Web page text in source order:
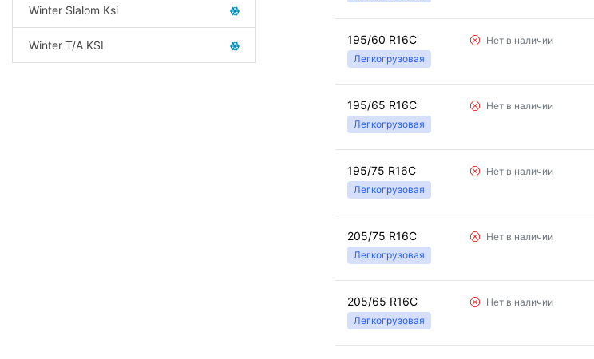
Winter Slalom Ksi
Winter T/A KSI 195/60 R16C
Легкогрузовая
Нет в наличии
195/65 R16C
Легкогрузовая
Нет в наличии
195/75 R16C
Легкогрузовая
Нет в наличии
205/75 R16C
Легкогрузовая
Нет в наличии
205/65 R16C
Легкогрузовая
Нет в наличии